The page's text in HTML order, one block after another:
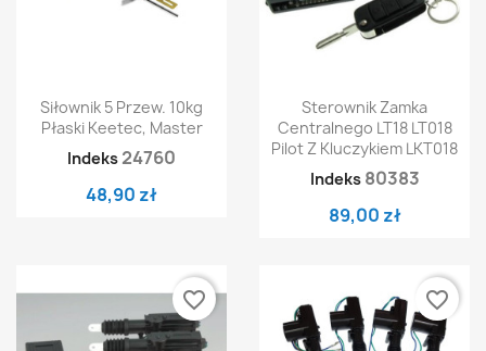
Siłownik 5 Przew. 10kg
Płaski Keetec, Master
Indeks 24760
48,90 zł
Sterownik Zamka
Centralnego LT18 LT018
Pilot Z Kluczykiem LKT018
Indeks 80383
89,00 zł
favorite_border favorite_border